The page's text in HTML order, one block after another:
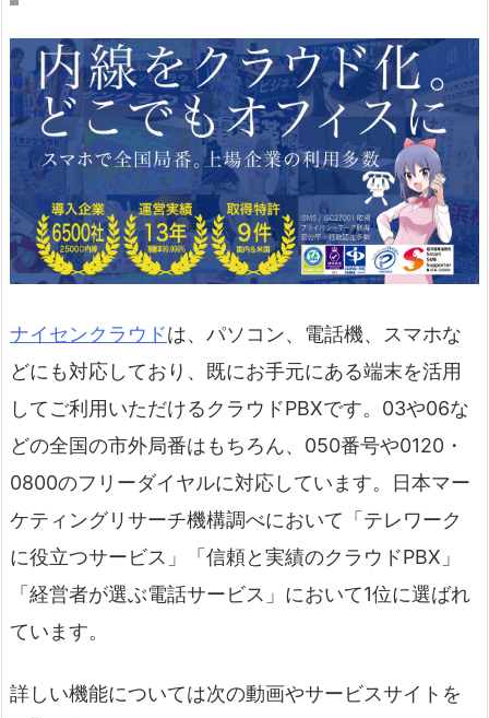
ナイセンクラウドは、パソコン、電話機、スマホな
どにも対応しており、既にお手元にある端末を活用
してご利用いただけるクラウドPBXです。03や06な
どの全国の市外局番はもちろん、050番号や0120・
0800のフリーダイヤルに対応しています。日本マー
ケティングリサーチ機構調べにおいて「テレワーク
に役立つサービス」「信頼と実績のクラウドPBX」
「経営者が選ぶ電話サービス」において1位に選ばれ
ています。
詳しい機能については次の動画やサービスサイトを